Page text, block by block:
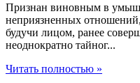
Признан виновным в
неприязненных
будучи лицом, ранее
неоднократно тайног...
Читать полностью »